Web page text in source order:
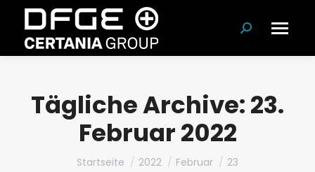
Suchen:
Tägliche Archive:23.
Februar 2022
Du bist hier:
Startseite 2022 Februar 23